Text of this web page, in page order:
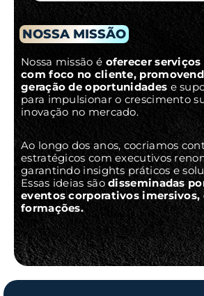
NOSSA MISSÃO
Nossa missão é oferecer
com foco no cliente,
geração de oportunidades e
para impulsionar o crescimento
inovação no mercado.
Ao longo dos anos, cocriamos
estratégicos com executivos
garantindo insights práticos e
Essas ideias sãodisseminadas
eventos corporativos imersivos,
formações.